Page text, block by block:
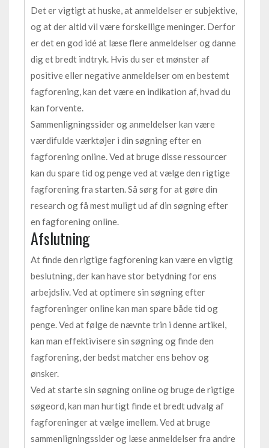
Det er vigtigt at huske, at anmeldelser er subjektive,
og at der altid vil være forskellige meninger. Derfor
er det en god idé at læse flere anmeldelser og danne
dig et bredt indtryk. Hvis du ser et mønster af
positive eller negative anmeldelser om en bestemt
fagforening, kan det være en indikation af, hvad du
kan forvente.
Sammenligningssider og anmeldelser kan være
værdifulde værktøjer i din søgning efter en
fagforening online. Ved at bruge disse ressourcer
kan du spare tid og penge ved at vælge den rigtige
fagforening fra starten. Så sørg for at gøre din
research og få mest muligt ud af din søgning efter
en fagforening online.
Afslutning
At finde den rigtige fagforening kan være en vigtig
beslutning, der kan have stor betydning for ens
arbejdsliv. Ved at optimere sin søgning efter
fagforeninger online kan man spare både tid og
penge. Ved at følge de nævnte trin i denne artikel,
kan man effektivisere sin søgning og finde den
fagforening, der bedst matcher ens behov og
ønsker.
Ved at starte sin søgning online og bruge de rigtige
søgeord, kan man hurtigt finde et bredt udvalg af
fagforeninger at vælge imellem. Ved at bruge
sammenligningssider og læse anmeldelser fra andre